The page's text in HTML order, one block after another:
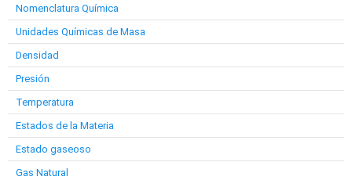
Nomenclatura Química
Unidades Químicas de Masa
Densidad
Presión
Temperatura
Estados de la Materia
Estado gaseoso
Gas Natural